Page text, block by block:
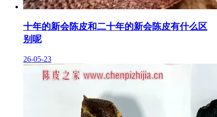
十年的新会陈皮和二十年的新会陈皮有什么区
别呢
26-05-23